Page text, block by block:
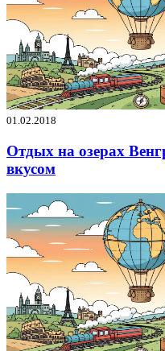
01.02.2018
Отдых на озерах
вкусом